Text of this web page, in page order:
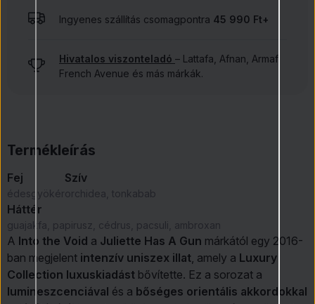
Ingyenes szállítás csomagpontra 45 990 Ft+
Hivatalos viszonteladó – Lattafa, Afnan, Armaf,
French Avenue és más márkák.
Termékleírás
Fej
édesgyökér
Szív
orchidea, tonkabab
Háttér
guajakfa, papirusz, cédrus, pacsuli, ambroxan
A Into the Void a Juliette Has A Gun márkától egy 2016-
ban megjelent intenzív uniszex illat, amely a Luxury
Collection luxuskiadást bővítette. Ez a sorozat a
lumineszcenciával és a bőséges orientális akkordokkal